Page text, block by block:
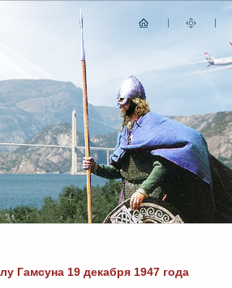
Гамсуна 19 декабря 1947 года